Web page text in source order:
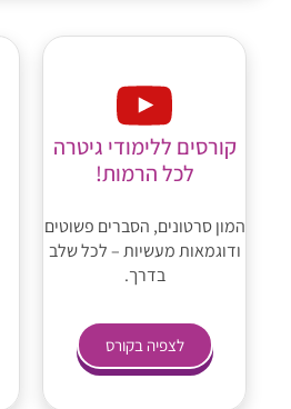
קורסים ללימודי גיטרה
לכל הרמות!
המון סרטונים, הסברים פשוטים
ודוגמאות מעשיות – לכל שלב
בדרך.
לצפיה בקורס